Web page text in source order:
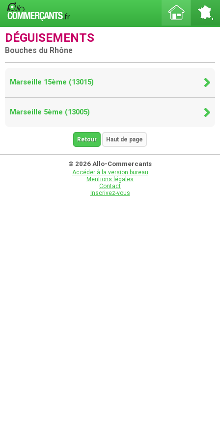
DÉGUISEMENTS
Bouches du Rhône
Marseille 15ème (13015)
Marseille 5ème (13005)
Retour Haut de page
© 2026 Allo-Commercants
Accéder à la version bureau
Mentions légales
Contact
Inscrivez-vous